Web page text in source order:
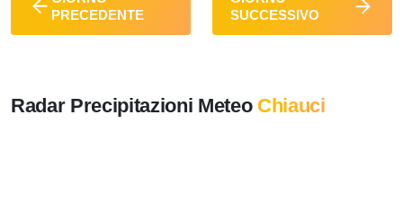
PRECEDENTE
SUCCESSIVO
Radar Precipitazioni Meteo Chiauci